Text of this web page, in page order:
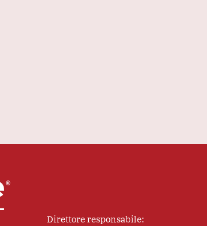
Direttore responsabile: